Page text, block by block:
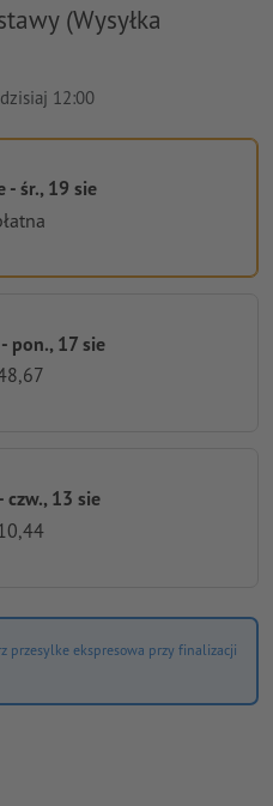
(Wysyłka
12:00
- śr., 19 sie
pon., 17 sie
czw., 13 sie
przesylke ekspresowa przy finalizacji